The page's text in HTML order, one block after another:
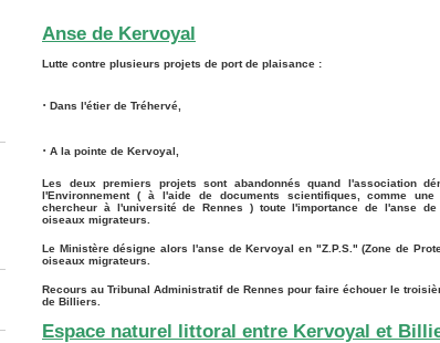
Anse de Kervoyal
Lutte contre plusieurs projets de port de plaisance :
· Dans l'étier de Tréhervé,
· A la pointe de Kervoyal,
Les deux premiers projets sont abandonnés quand l'association
l'Environnement ( à l'aide de documents scientifiques, comme
chercheur à l'université de Rennes ) toute l'importance de l'anse
oiseaux migrateurs.
Le Ministère désigne alors l'anse de Kervoyal en "Z.P.S." (Zone de
oiseaux migrateurs.
Recours auTribunal Administratif de Rennes pour faire échouer le
de Billiers.
Espace naturel littoral entre Kervoyal et